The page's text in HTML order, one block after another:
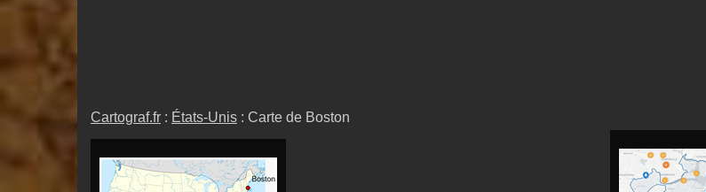
Cartograf.fr : États-Unis : Carte de Boston